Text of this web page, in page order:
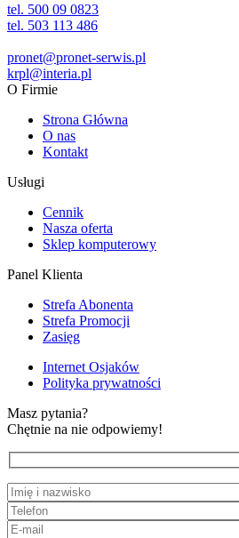
tel. 500 09 0823
tel. 503 113 486
pronet@pronet-serwis.pl
krpl@interia.pl
O Firmie
Strona Główna
O nas
Kontakt
Usługi
Cennik
Nasza oferta
Sklep komputerowy
Panel Klienta
Strefa Abonenta
Strefa Promocji
Zasięg
Internet Osjaków
Polityka prywatności
Masz pytania?
Chętnie na nie odpowiemy!